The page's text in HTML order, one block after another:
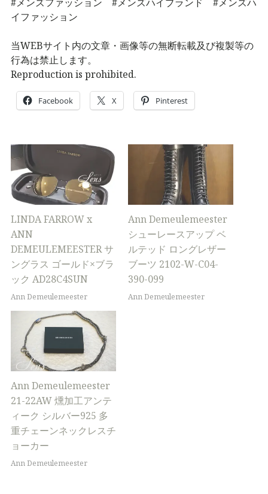
イファッション
当WEBサイト内の文章・画像等の無断転載及び複製等の
行為は禁止します。
Reproduction is prohibited.
Facebook X Pinterest
LINDA FARROW x
ANN
DEMEULEMEESTER サ
ングラス ゴールド×ブラ
ック AD28C4SUN
Ann Demeulemeester
Ann Demeulemeester
シューレースアップ ベ
ルテッド ロングレザー
ブーツ 2102-W-C04-
390-099
Ann Demeulemeester
Ann Demeulemeester
21-22AW 燻加工アンテ
ィーク シルバー925 多
重チェーンネックレスチ
ョーカー
Ann Demeulemeester